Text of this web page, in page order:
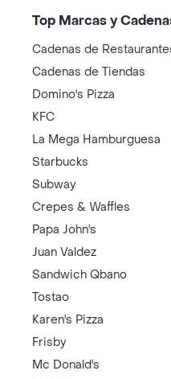
Top Marcas y
Cadenas de
Cadenas de Tiendas
Domino's Pizza
KFC
La Mega Hamburguesa
Starbucks
Subway
Crepes & Waffles
Papa John's
Juan Valdez
Sandwich Qbano
Tostao
Karen's Pizza
Frisby
Mc Donald's